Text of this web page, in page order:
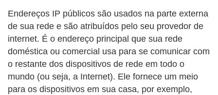
Endereços IP públicos são usados ​​na parte externa
de sua rede e são atribuídos pelo seu provedor de
internet. É o endereço principal que sua rede
doméstica ou comercial usa para se comunicar com
o restante dos dispositivos de rede em todo o
mundo (ou seja, a Internet). Ele fornece um meio
para os dispositivos em sua casa, por exemplo,
h
e
D
i
n
h